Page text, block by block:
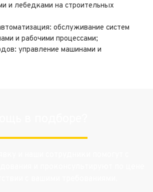
и лебедками на строительных
обслуживание систем
и рабочими процессами;
управление машинами и